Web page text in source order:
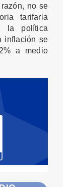
no se
tarifaria
la política
inflación se
a medio